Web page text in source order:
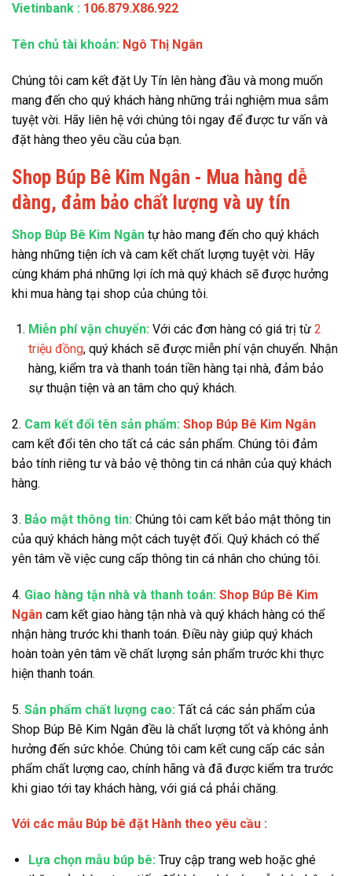
Vietinbank : 106.879.X86.922
Tên chủ tài khoản: Ngô Thị Ngân
Chúng tôi cam kết đặt Uy Tín lên hàng đầu và mong muốn
mang đến cho quý khách hàng những trải nghiệm mua sắm
tuyệt vời. Hãy liên hệ với chúng tôi ngay để được tư vấn và
đặt hàng theo yêu cầu của bạn.
Shop Búp Bê Kim Ngân - Mua hàng dễ
dàng, đảm bảo chất lượng và uy tín
Shop Búp Bê Kim Ngân tự hào mang đến cho quý khách
hàng những tiện ích và cam kết chất lượng tuyệt vời. Hãy
cùng khám phá những lợi ích mà quý khách sẽ được hưởng
khi mua hàng tại shop của chúng tôi.
Miễn phí vận chuyển: Với các đơn hàng có giá trị từ 2
triệu đồng, quý khách sẽ được miễn phí vận chuyển. Nhận
hàng, kiểm tra và thanh toán tiền hàng tại nhà, đảm bảo
sự thuận tiện và an tâm cho quý khách.
2. Cam kết đổi tên sản phẩm: Shop Búp Bê Kim Ngân
cam kết đổi tên cho tất cả các sản phẩm. Chúng tôi đảm
bảo tính riêng tư và bảo vệ thông tin cá nhân của quý khách
hàng.
3. Bảo mật thông tin: Chúng tôi cam kết bảo mật thông tin
của quý khách hàng một cách tuyệt đối. Quý khách có thể
yên tâm về việc cung cấp thông tin cá nhân cho chúng tôi.
4. Giao hàng tận nhà và thanh toán: Shop Búp Bê Kim
Ngân cam kết giao hàng tận nhà và quý khách hàng có thể
nhận hàng trước khi thanh toán. Điều này giúp quý khách
hoàn toàn yên tâm về chất lượng sản phẩm trước khi thực
hiện thanh toán.
5. Sản phẩm chất lượng cao: Tất cả các sản phẩm của
Shop Búp Bê Kim Ngân đều là chất lượng tốt và không ảnh
hưởng đến sức khỏe. Chúng tôi cam kết cung cấp các sản
phẩm chất lượng cao, chính hãng và đã được kiểm tra trước
khi giao tới tay khách hàng, với giá cả phải chăng.
Với các mẫu Búp bê đặt Hành theo yêu cầu :
Lựa chọn mẫu búp bê:Truy cập trang web hoặc ghé